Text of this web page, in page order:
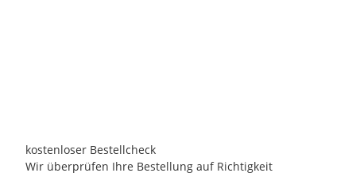
kostenloser Bestellcheck
Wir überprüfen Ihre Bestellung auf Richtigkeit